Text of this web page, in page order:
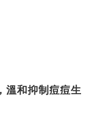
溫和抑制痘痘生